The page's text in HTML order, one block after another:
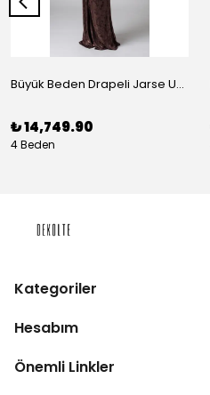
Büyük Beden Drapeli Jarse Uzun Abiye Elbise Bakır
₺ 14,749.90
4 Beden
Kategoriler
Hesabım
Önemli Linkler